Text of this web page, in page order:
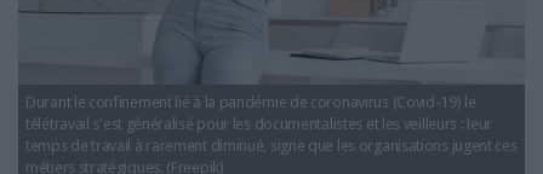
NOS OFFRES D'ABONNEMENTS
Durant le confinement lié à la pandémie de coronavirus (Covid-19) le
télétravail s'est généralisé pour les documentalistes et les veilleurs : leur
temps de travail à rarement diminué, signe que les organisations jugent ces
métiers stratégiques. (Freepik)